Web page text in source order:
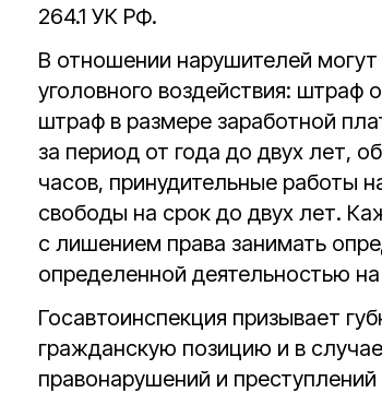
264.1 УК РФ.
В отношении нарушителей
уголовного воздействия: штраф
штраф в размере заработной
за период от года до двух лет,
часов, принудительные работы
свободы на срок до двух лет.
с лишением права занимать
определенной деятельностью
Госавтоинспекция призывает
гражданскую позицию и в
правонарушений и